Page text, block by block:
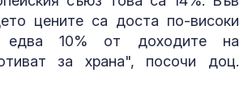
цените са доста по-високи
едва 10% от доходите на
за храна", посочи доц.